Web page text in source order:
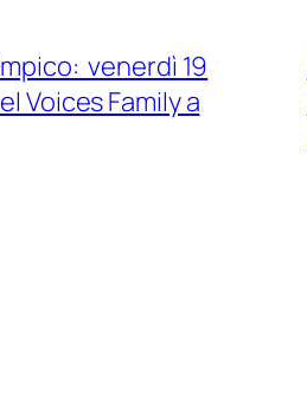
venerdì 19
Voices Family a